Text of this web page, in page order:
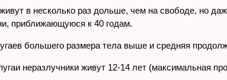
в несколько раз дольше, чем на свободе, но
приближающуюся к 40 годам.
большего размера тела выше и средняя
неразлучники живут 12-14 лет (максимальная